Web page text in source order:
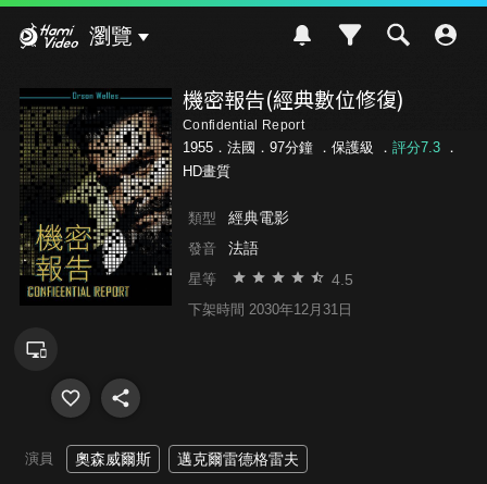
瀏覽
機密報告(經典數位修復)
Confidential Report
1955．法國．97分鐘 ． 保護級 ． 評分7.3．
HD畫質
類型 經典電影
發音 法語
星等 4.5
下架時間 2030年12月31日
演員 奧森威爾斯 邁克爾雷德格雷夫